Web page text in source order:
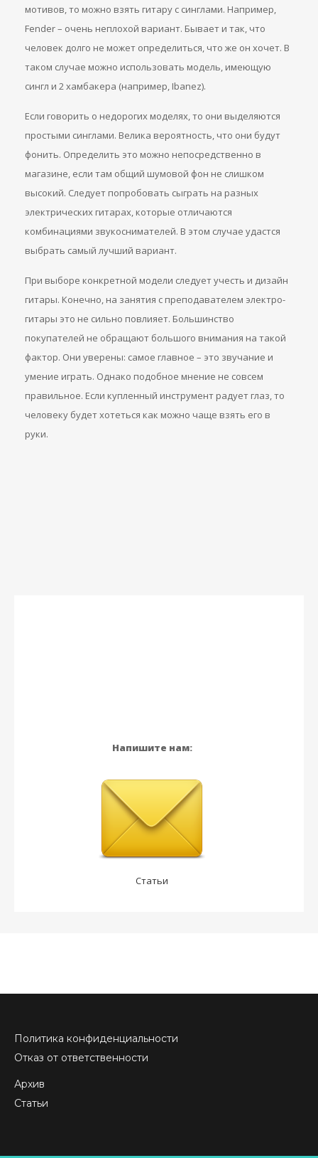
мотивов, то можно взять гитару с синглами. Например,
Fender – очень неплохой вариант. Бывает и так, что
человек долго не может определиться, что же он хочет. В
таком случае можно использовать модель, имеющую
сингл и 2 хамбакера (например, Ibanez).
Если говорить о недорогих моделях, то они выделяются
простыми синглами. Велика вероятность, что они будут
фонить. Определить это можно непосредственно в
магазине, если там общий шумовой фон не слишком
высокий. Следует попробовать сыграть на разных
электрических гитарах, которые отличаются
комбинациями звукоснимателей. В этом случае удастся
выбрать самый лучший вариант.
При выборе конкретной модели следует учесть и дизайн
гитары. Конечно, на занятия с преподавателем электро-
гитары это не сильно повлияет. Большинство
покупателей не обращают большого внимания на такой
фактор. Они уверены: самое главное – это звучание и
умение играть. Однако подобное мнение не совсем
правильное. Если купленный инструмент радует глаз, то
человеку будет хотеться как можно чаще взять его в
руки.
Напишите нам:
Статьи
Политика конфиденциальности
Отказ от ответственности
Архив
Статьи